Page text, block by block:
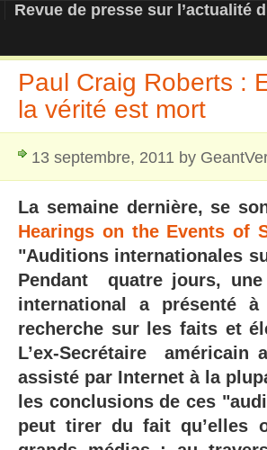
REOPEN911 –
Revue de presse sur l’actualité
Paul Craig Roberts :
la vérité est mort
13 septembre, 2011 by
La semaine dernière, se
Hearings on the Events of
"Auditions internationales
Pendant quatre jours,
international a présenté
recherche sur les faits et
L’ex-Secrétaire américain
assisté par Internet à la
les conclusions de ces
peut tirer du fait qu’elles